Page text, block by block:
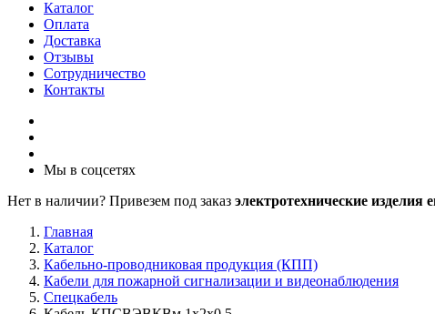
Каталог
Оплата
Доставка
Отзывы
Сотрудничество
Контакты
Мы в соцсетях
Нет в наличии? Привезем под заказ электротехнические изделия
Главная
Каталог
Кабельно-проводниковая продукция (КПП)
Кабели для пожарной сигнализации и видеонаблюдения
Спецкабель